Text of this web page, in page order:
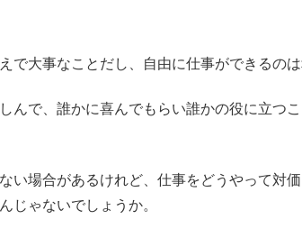
で大事なことだし、自由に仕事ができるのは
んで、誰かに喜んでもらい誰かの役に立つ
い場合があるけれど、仕事をどうやって対
じゃないでしょうか。